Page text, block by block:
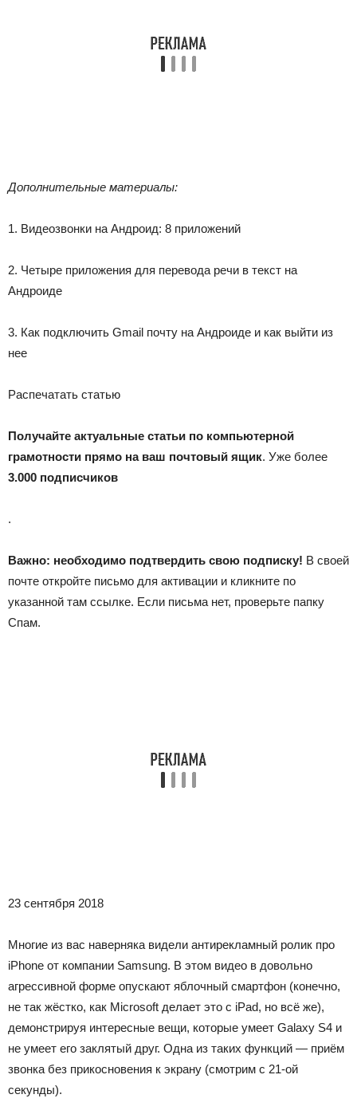
Дополнительные материалы:
1. Видеозвонки на Андроид: 8 приложений
2. Четыре приложения для перевода речи в текст на
Андроиде
3. Как подключить Gmail почту на Андроиде и как выйти из
нее
Распечатать статью
Получайте актуальные статьи по компьютерной
грамотности прямо на ваш почтовый ящик. Уже более
3.000 подписчиков
.
Важно: необходимо подтвердить свою подписку! В своей
почте откройте письмо для активации и кликните по
указанной там ссылке. Если письма нет, проверьте папку
Спам.
23 сентября 2018
Многие из вас наверняка видели антирекламный ролик про
iPhone от компании Samsung. В этом видео в довольно
агрессивной форме опускают яблочный смартфон (конечно,
не так жёстко, как Microsoft делает это с iPad, но всё же),
демонстрируя интересные вещи, которые умеет Galaxy S4 и
не умеет его заклятый друг. Одна из таких функций — приём
звонка без прикосновения к экрану (смотрим с 21-ой
секунды).